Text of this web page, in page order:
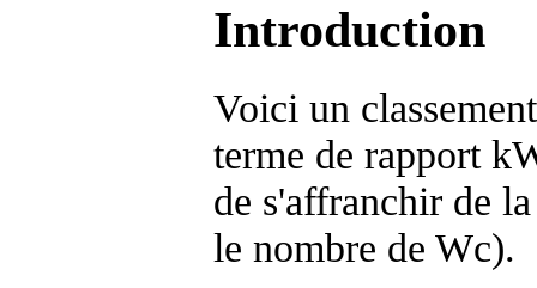
Introduction
Voici un
terme de rapport
de s'affranchir de
le nombre de Wc).